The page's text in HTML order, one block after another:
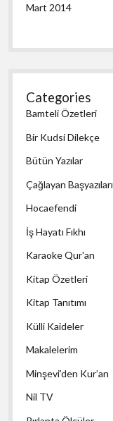
Mart 2014
Categories
Bamteli Özetleri
Bir Kudsi Dilekçe
Bütün Yazılar
Çağlayan Başyazıları
Hocaefendi
İş Hayatı Fıkhı
Karaoke Qur'an
Kitap Özetleri
Kitap Tanıtımı
Külli Kaideler
Makalelerim
Minşevi’den Kur’an
Nil TV